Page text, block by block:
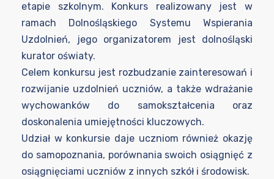
etapie szkolnym. Konkurs realizowany jest w
ramach Dolnośląskiego Systemu Wspierania
Uzdolnień, jego organizatorem jest dolnośląski
kurator oświaty.
Celem konkursu jest rozbudzanie zainteresowań i
rozwijanie uzdolnień uczniów, a także wdrażanie
wychowanków do samokształcenia oraz
doskonalenia umiejętności kluczowych.
Udział w konkursie daje uczniom również okazję
do samopoznania, porównania swoich osiągnięć z
osiągnięciami uczniów z innych szkół i środowisk.